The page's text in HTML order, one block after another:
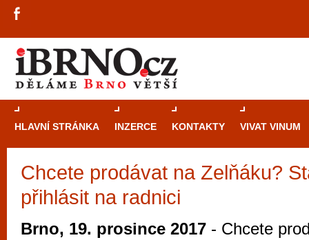
HLAVNÍ STRÁNKA INZERCE KONTAKTY VIVAT VINUM
Chcete prodávat na Zelňáku?
přihlásit na radnici
Brno, 19. prosince 2017 - Chcete
Průvodce